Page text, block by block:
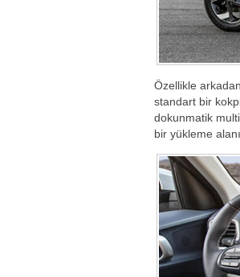
Özellikle
standart bir
dokunmatik
bir yükleme